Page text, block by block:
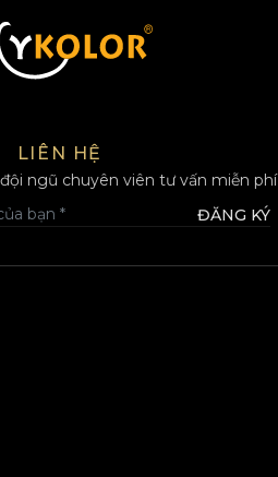
LIÊN HỆ
ngũ chuyên viên tư vấn miễn phí
ĐĂNG KÝ